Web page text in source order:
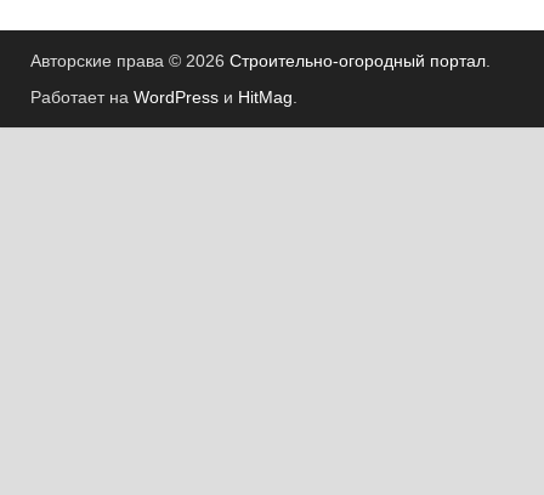
Авторские права © 2026 Строительно-огородный портал
Работает на WordPress и HitMag